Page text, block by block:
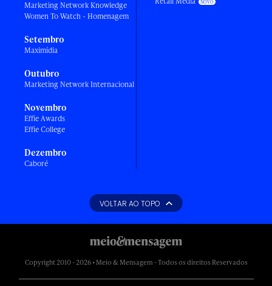
Marketing Network Knowledge
Women To Watch - Homenagem
Setembro
Maximídia
Outubro
Marketing Network Internacional
Novembro
Effie Awards
Effie College
Dezembro
Caboré
VOLTAR AO TOPO
Copyright 2010 - 2026 • Meio & Mensagem - Todos os direitos Reservados